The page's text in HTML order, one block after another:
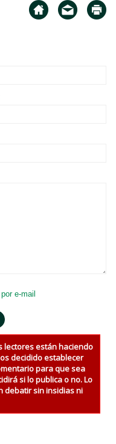
e-mail
lectores están haciendo
decidido establecer
para que sea
si lo publica o no. Lo
debatir sin insidias ni